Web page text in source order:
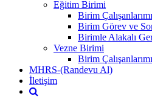
Eğitim Birimi
Birim
Birim Görev ve
Birimle Alakalı
Vezne Birimi
Birim
MHRS-(Randevu Al)
İletişim